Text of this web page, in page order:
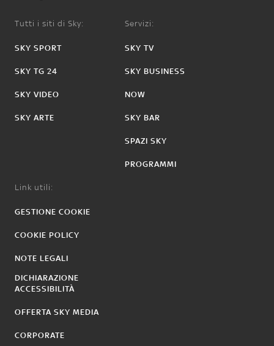
Tutti i siti di Sky:
SKY SPORT
SKY TG 24
SKY VIDEO
SKY ARTE
Servizi:
SKY TV
SKY BUSINESS
NOW
SKY BAR
SPAZI SKY
PROGRAMMI
Link utili:
GESTIONE COOKIE
COOKIE POLICY
NOTE LEGALI
DICHIARAZIONE
ACCESSIBILITÀ
OFFERTA SKY MEDIA
CORPORATE